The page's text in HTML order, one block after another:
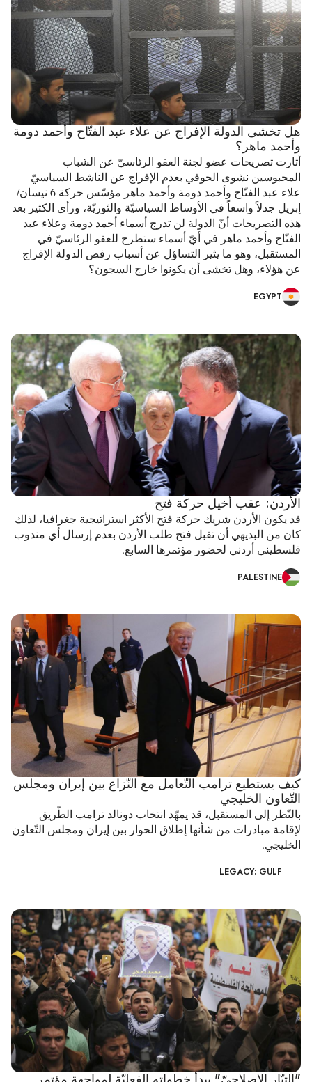
هل تخشى الدولة الإفراج عن علاء عبد الفتّاح وأحمد دومة
وأحمد ماهر؟
أثارت تصريحات عضو لجنة العفو الرئاسيّ عن الشباب
المحبوسين نشوى الحوفي بعدم الإفراج عن الناشط السياسيّ
علاء عبد الفتّاح وأحمد دومة وأحمد ماهر مؤسّس حركة 6 نيسان/
إبريل جدلاً واسعاً في الأوساط السياسيّة والثوريّة، ورأى الكثير بعد
هذه التصريحات أنّ الدولة لن تدرج أسماء أحمد دومة وعلاء عبد
الفتّاح وأحمد ماهر في أيّ أسماء ستطرح للعفو الرئاسيّ في
المستقبل، وهو ما يثير التساؤل عن أسباب رفض الدولة الإفراج
عن هؤلاء، وهل تخشى أن يكونوا خارج السجون؟
EGYPT
الأردن: عقب أخيل حركة فتح
قد يكون الأردن شريك حركة فتح الأكثر استراتيجية جغرافيا، لذلك
كان من البديهي أن تقبل فتح طلب الأردن بعدم إرسال أي مندوب
فلسطيني أردني لحضور مؤتمرها السابع.
PALESTINE
كيف يستطيع ترامب التّعامل مع النّزاع بين إيران ومجلس
التّعاون الخليجي
بالنّظر إلى المستقبل، قد يمهّد انتخاب دونالد ترامب الطّريق
لإقامة مبادرات من شأنها إطلاق الحوار بين إيران ومجلس التّعاون
الخليجي.
LEGACY: GULF